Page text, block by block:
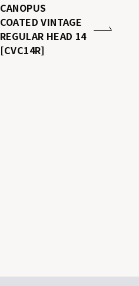
CANOPUS
COATED VINTAGE
REGULAR HEAD 14
[CVC14R]